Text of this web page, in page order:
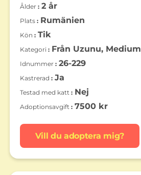
Ålder 2 år
Plats Rumänien
Kön Tik
Kategori Från Uzunu, Medium
Idnummer 26-229
Kastrerad Ja
Testad med katt Nej
Adoptionsavgift 7500 kr
Vill du adoptera mig?